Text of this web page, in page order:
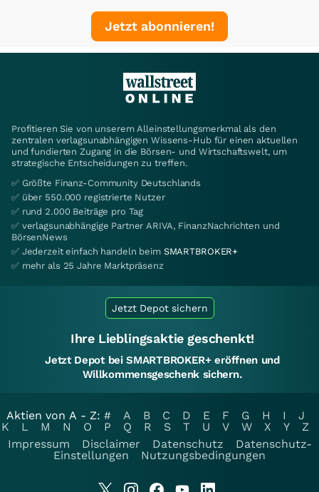
Jetzt abonnieren!
Profitieren Sie von unserem Alleinstellungsmerkmal als den
zentralen verlagsunabhängigen Wissens-Hub für einen aktuellen
und fundierten Zugang in die Börsen- und Wirtschaftswelt, um
strategische Entscheidungen zu treffen.
✅ Größte Finanz-Community Deutschlands
✅ über 550.000 registrierte Nutzer
✅ rund 2.000 Beiträge pro Tag
✅ verlagsunabhängige Partner ARIVA, FinanzNachrichten und
BörsenNews
✅ Jederzeit einfach handeln beim SMARTBROKER+
✅ mehr als 25 Jahre Marktpräsenz
Jetzt Depot sichern
Ihre Lieblingsaktie geschenkt!
Jetzt Depot bei SMARTBROKER+ eröffnen und
Willkommensgeschenk sichern.
Aktien von A - Z: # A B C D E F G H I
J
K
L M N O P Q R S T U V W X Y
Z
Impressum
Disclaimer Datenschutz
Datenschutz-
Einstellungen
Nutzungsbedingungen